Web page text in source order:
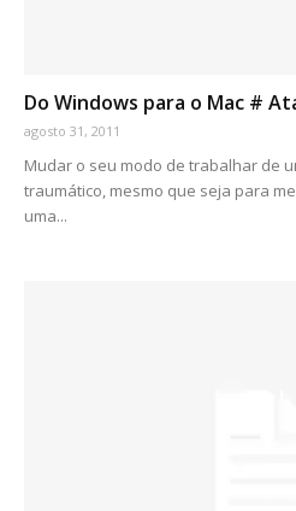
Do Windows para o Mac #
agosto 31, 2011
Mudar o seu modo de trabalhar de
traumático, mesmo que seja para
uma...